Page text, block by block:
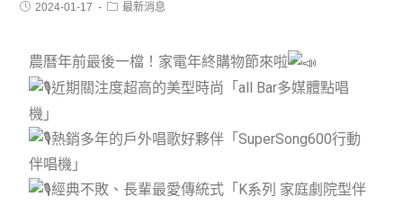
2024-01-17 最新消息
農曆年前最後一檔！家電年終購物節來啦
近期關注度超高的美型時尚「all Bar多媒體點唱
機」
熱銷多年的戶外唱歌好夥伴「SuperSong600行動
伴唱機」
經典不敗、長輩最愛傳統式「K系列 家庭劇院型伴